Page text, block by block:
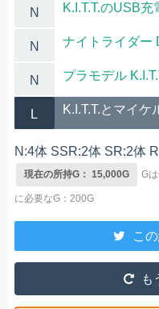
N K.I.T.T.のUSB充
N ナイトライダー
N プラモデル
L K.I.T.T.とマイケ
N:4体 SSR:2体 SR:2体
現在の所持G： 15,000G G
に必要なG：200G
こ
も